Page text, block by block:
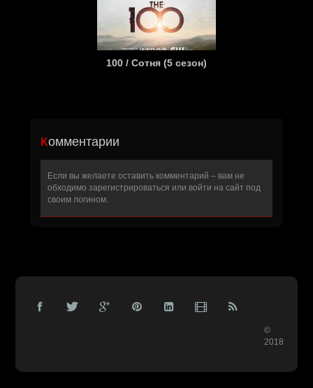
100 / Сотня (5 сезон)
Комментарии
Если вы желаете оставить комментарий – вам не
обходимо зарегистрироваться или войти на сайт под
своим логином.
©
2018